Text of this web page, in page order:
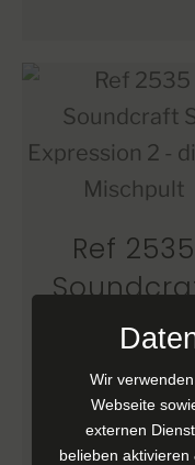
Ref 2535
SI
– Digital
Wir
Webseite
externen
belieben